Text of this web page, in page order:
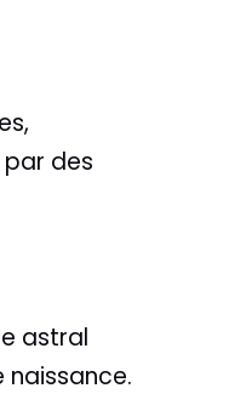
des
astral